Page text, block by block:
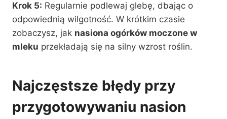
Krok 5: Regularnie podlewaj glebę, dbając o
odpowiednią wilgotność. W krótkim czasie
zobaczysz, jak nasiona ogórków moczone w
mleku przekładają się na silny wzrost roślin.
Najczęstsze błędy przy
przygotowywaniu nasion